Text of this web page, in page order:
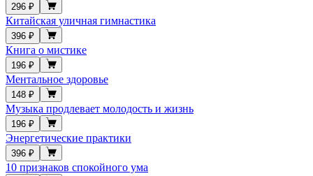
296 ₽
Китайская уличная гимнастика
396 ₽
Книга о мистике
196 ₽
Ментальное здоровье
148 ₽
Музыка продлевает молодость и жизнь
196 ₽
Энергетические практики
396 ₽
10 признаков спокойного ума